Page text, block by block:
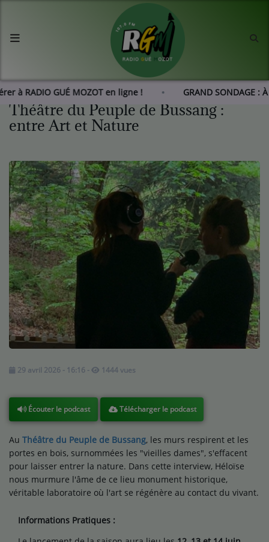
à RADIO GUÉ MOZOT en ligne ! GRAND
Agenda
Les actus de RGM
Radio
Emissions
Equipes
Médias
Podcasts
Photos
Jeux Concours
Contact
Théâtre du Peuple de Bussang :
entre Art et Nature
29 avril 2026 - 16:16 - 1444 vues
Écouter le podcast Télécharger le podcast
Au Théâtre du Peuple de Bussang, les murs respirent et les
portes en bois, surnommées les "vieilles dames", s'effacent
pour laisser entrer la nature. Dans cette interview, Héloïse
nous murmure l'âme de ce lieu monument historique,
véritable laboratoire où l'art se régénère au contact du vivant.
Informations Pratiques :